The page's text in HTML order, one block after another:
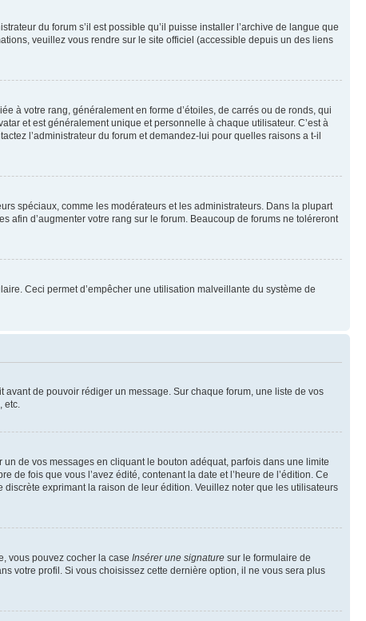
du forum s’il est possible qu’il puisse installer l’archive de langue que
veuillez vous rendre sur le site officiel (accessible depuis un des liens
à votre rang, généralement en forme d’étoiles, de carrés ou de ronds, qui
et est généralement unique et personnelle à chaque utilisateur. C’est à
l’administrateur du forum et demandez-lui pour quelles raisons a t-il
spéciaux, comme les modérateurs et les administrateurs. Dans la plupart
afin d’augmenter votre rang sur le forum. Beaucoup de forums ne toléreront
Ceci permet d’empêcher une utilisation malveillante du système de
de pouvoir rédiger un message. Sur chaque forum, une liste de vos
etc.
de vos messages en cliquant le bouton adéquat, parfois dans une limite
fois que vous l’avez édité, contenant la date et l’heure de l’édition. Ce
discrète exprimant la raison de leur édition. Veuillez noter que les utilisateurs
vous pouvez cocher la case Insérer une signature sur le formulaire de
votre profil. Si vous choisissez cette dernière option, il ne vous sera plus